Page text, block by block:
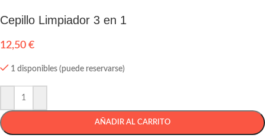
Cepillo Limpiador 3 en 1
12,50 €
1 disponibles (puede reservarse)
AÑADIR AL CARRITO